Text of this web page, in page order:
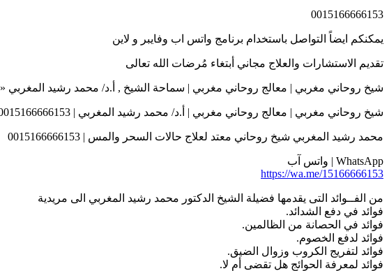
0015166666153
يمكنكم ايضاً التواصل باستخدام برنامج واتس اب وفايبر و لاين
تقديم الاستشارات والعلاج مجاني أبتغاء مُرضات الله تعالى
شيخ روحاني مغربي | معالج روحاني مغربي | سماحة الشيخ , أ.د/ محمد رشيد المغربي « 0015166666153 »
شيخ روحاني مغربي | معالج روحاني مغربي | أ.د/ محمد رشيد المغربي | 0015166666153
محمد رشيد المغربي شيخ روحاني معتد لعلاج حالات السحر والمس | 0015166666153
WhatsApp | واتس آب
https://wa.me/15166666153
من الفــوائد التى يقدمها فضيلة الشيخ الدكتور محمد رشيد المغربي الى مريدية
فوائد في دفع الشدائد.
فوائد في الحصانة من الظالمين.
فوائد لدفع الخصوم.
فوائد لتفريج الكروب وزوال الضيق.
فوائد لمعرفة الحوائج هل تقضى أم لا.